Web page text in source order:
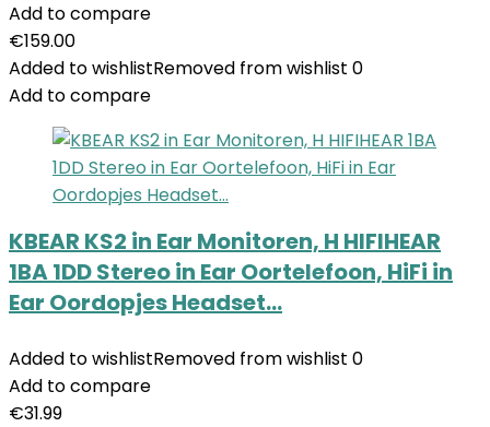
Add to compare
€159.00
Added to wishlistRemoved from wishlist 0
Add to compare
KBEAR KS2 in Ear Monitoren, H HIFIHEAR
1BA 1DD Stereo in Ear Oortelefoon, HiFi in
Ear Oordopjes Headset…
Added to wishlistRemoved from wishlist 0
Add to compare
€31.99